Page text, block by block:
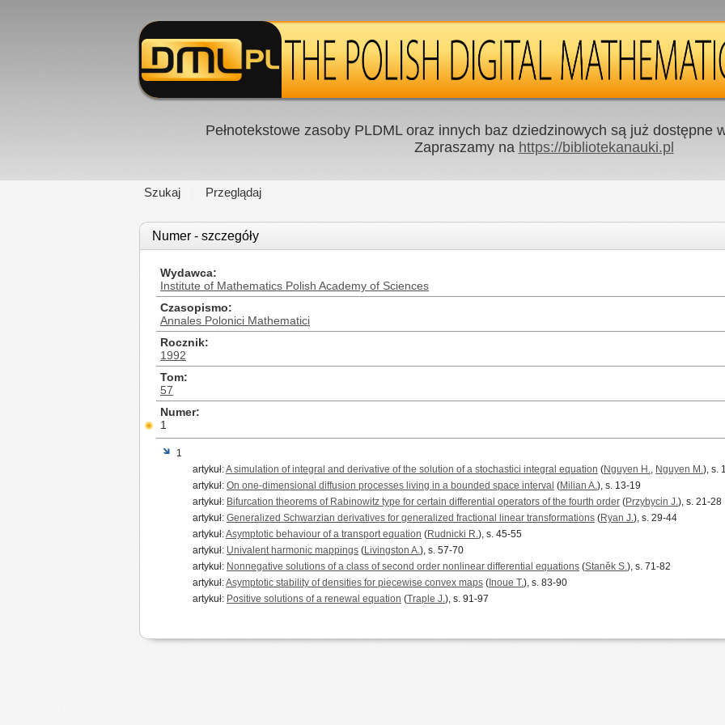
Pełnotekstowe zasoby PLDML oraz innych baz dziedzinowych są już dostępne
Zapraszamy na https://bibliotekanauki.pl
Szukaj Przeglądaj
Numer - szczegóły
Wydawca
Institute of Mathematics Polish Academy of Sciences
Czasopismo
Annales Polonici Mathematici
Rocznik
1992
Tom
57
Numer
1
1
artykuł:A simulation of integral and derivative of the solution of a stochastici integral equation (Nguyen H., Nguyen M.), s.
artykuł: On one-dimensional diffusion processes living in a bounded space interval (Milian A.), s. 13-19
artykuł: Bifurcation theorems of Rabinowitz type for certain differential operators of the fourth order (Przybycin J.), s. 21-28
artykuł: Generalized Schwarzian derivatives for generalized fractional linear transformations (Ryan J.), s. 29-44
artykuł:Asymptotic behaviour of a transport equation (Rudnicki R.), s. 45-55
artykuł: Univalent harmonic mappings (Livingston A.), s. 57-70
artykuł: Nonnegative solutions of a class of second order nonlinear differential equations (Staněk S.), s. 71-82
artykuł:Asymptotic stability of densities for piecewise convex maps ( Inoue T.), s. 83-90
artykuł: Positive solutions of a renewal equation (Traple J.), s. 91-97